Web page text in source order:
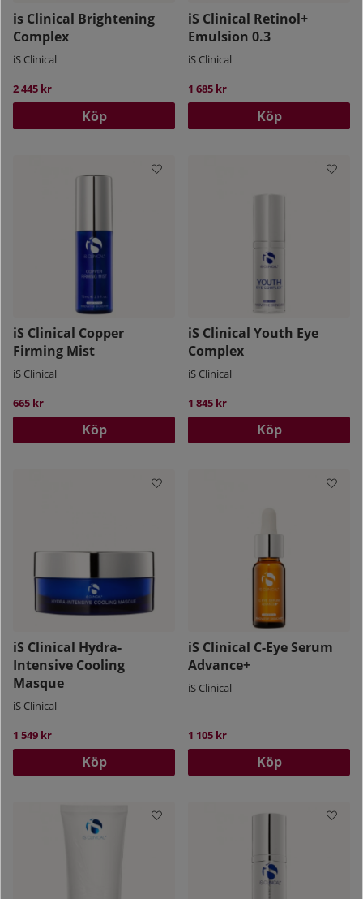
is Clinical Brightening
Complex
iS Clinical
2 445 kr
Köp
iS Clinical Retinol+
Emulsion 0.3
iS Clinical
1 685 kr
Köp
iS Clinical Copper
Firming Mist
iS Clinical
665 kr
Köp
iS Clinical Youth Eye
Complex
iS Clinical
1 845 kr
Köp
iS Clinical Hydra-
Intensive Cooling
Masque
iS Clinical
1 549 kr
Köp
iS Clinical C-Eye Serum
Advance+
iS Clinical
1 105 kr
Köp